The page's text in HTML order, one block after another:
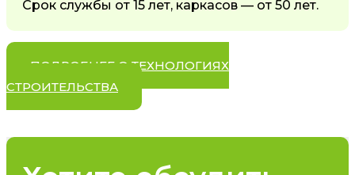
Срок службы от 15 лет, каркасов — от 50 лет.
ПОДРОБНЕЕ О ТЕХНОЛОГИЯХ
СТРОИТЕЛЬСТВА